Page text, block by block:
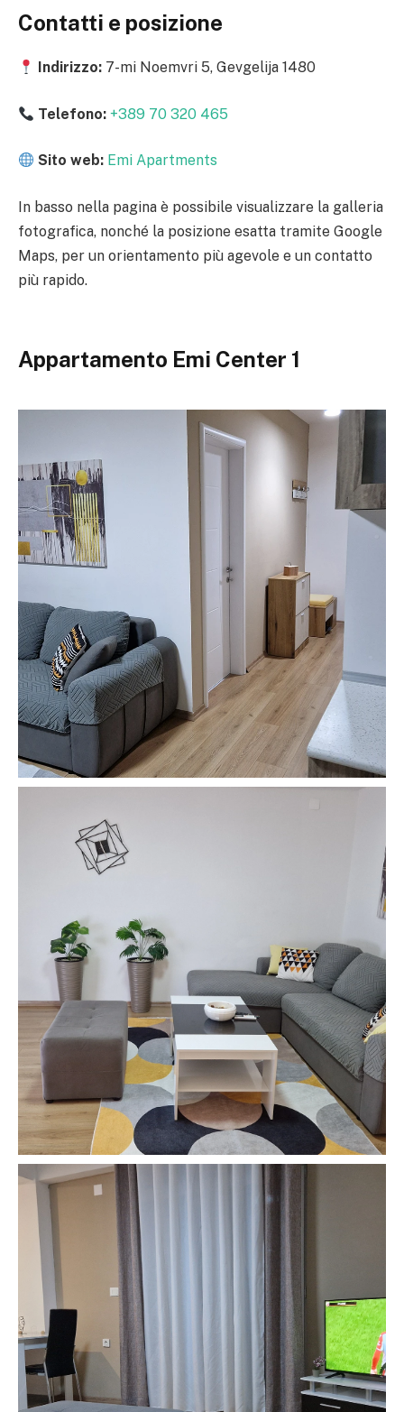
Contatti e posizione
Indirizzo: 7-mi Noemvri 5, Gevgelija 1480
Telefono: +389 70 320 465
Sito web: Emi Apartments
In basso nella pagina è possibile visualizzare la galleria
fotografica, nonché la posizione esatta tramite Google
Maps, per un orientamento più agevole e un contatto
più rapido.
Appartamento Emi Center 1